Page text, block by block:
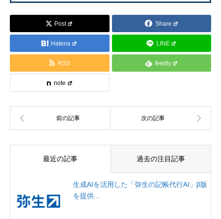
Post Share
Hatena LINE
RSS feedly
note
最近の記事 過去の注目記事
生成AIを活用した「弥生の記帳代行AI」β版
を提供...